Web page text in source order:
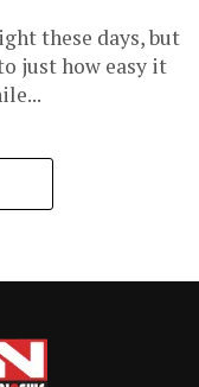
these days, but
just how easy it